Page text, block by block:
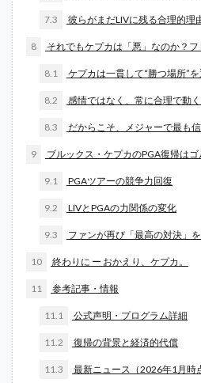
7.3 彼らがまだLIVに残る合理的理
8 それでもケプカは「悪」なのか？
8.1 ケプカは一貫して“勝つ場所”
8.2 感情ではなく、常に合理で動
8.3 だからこそ、メジャーで最も
9 ブルックス・ケプカのPGA復帰は
9.1 PGAツアーの競争力回復
9.2 LIVとPGAの力関係の変化
9.3 ファンが再び「最高の対決」
10 終わりに ー おかえり、ケプカ。
11 参考記事・情報
11.1 公式声明・プログラム詳細
11.2 復帰の背景と経済的代償
11.3 最新ニュース（2026年1月時